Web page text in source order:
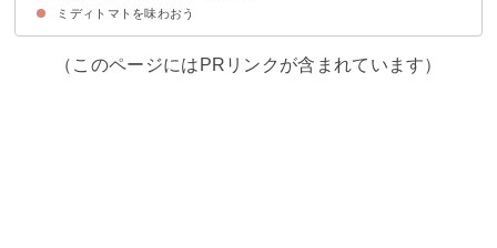
①フルティカ
②大浜の恵み
③カゴメこくみトマト プラム
④越のルビー
⑤シンディースイート
⑥レッドオーレ
⑦アメーラ
ミディトマトを味わおう
（このページにはPRリンクが含まれています）